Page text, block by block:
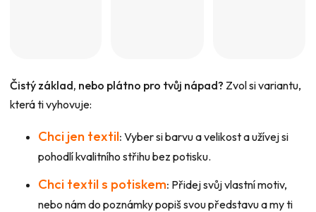
Čistý základ, nebo plátno pro tvůj nápad? Zvol si variantu,
která ti vyhovuje:
Chci jen textil: Vyber si barvu a velikost a užívej si
pohodlí kvalitního střihu bez potisku.
Chci textil s potiskem: Přidej svůj vlastní motiv,
nebo nám do poznámky popiš svou představu a my ti